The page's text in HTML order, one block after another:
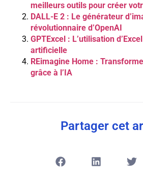
meilleurs outils pour créer
DALL-E 2 : Le générateur
révolutionnaire d’OpenAI
GPTExcel : L’utilisation
artificielle
REimagine Home :
grâce à l’IA
Partager cet